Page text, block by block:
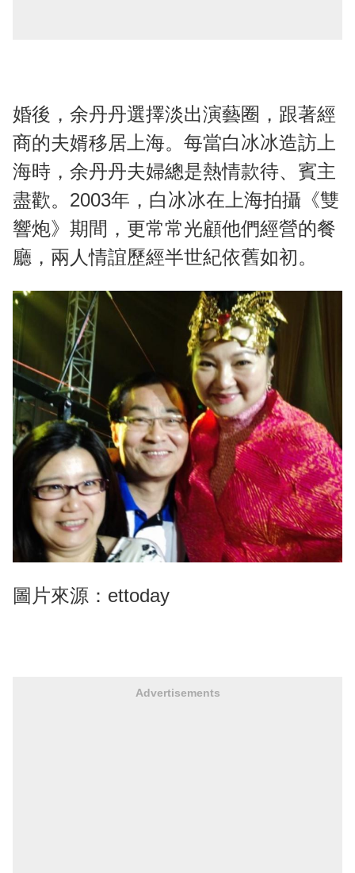
婚後，余丹丹選擇淡出演藝圈，跟著經
商的夫婿移居上海。每當白冰冰造訪上
海時，余丹丹夫婦總是熱情款待、賓主
盡歡。2003年，白冰冰在上海拍攝《雙
響炮》期間，更常常光顧他們經營的餐
廳，兩人情誼歷經半世紀依舊如初。
圖片來源：ettoday
Advertisements